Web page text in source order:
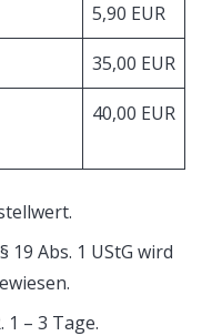
5,90 EUR
35,00 EUR
40,00 EUR
19 Abs. 1 UStG wird
1 – 3 Tage.